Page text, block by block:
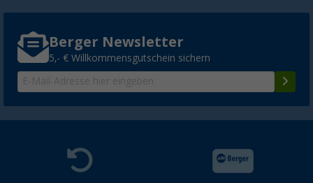
Berger Newsletter
5,- € Willkommensgutschein sichern